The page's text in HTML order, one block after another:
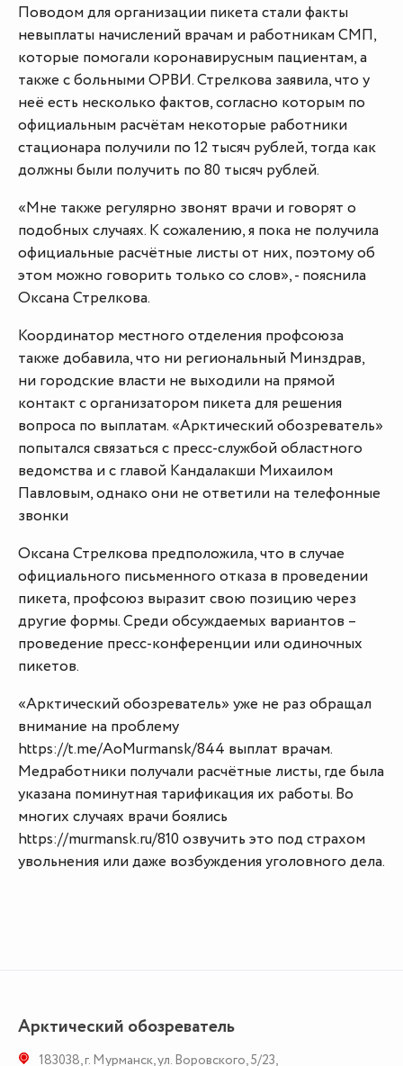
Поводом для организации пикета стали факты
невыплаты начислений врачам и работникам СМП,
которые помогали коронавирусным пациентам, а
также с больными ОРВИ. Стрелкова заявила, что у
неё есть несколько фактов, согласно которым по
официальным расчётам некоторые работники
стационара получили по 12 тысяч рублей, тогда как
должны были получить по 80 тысяч рублей.
«Мне также регулярно звонят врачи и говорят о
подобных случаях. К сожалению, я пока не получила
официальные расчётные листы от них, поэтому об
этом можно говорить только со слов», - пояснила
Оксана Стрелкова.
Координатор местного отделения профсоюза
также добавила, что ни региональный Минздрав,
ни городские власти не выходили на прямой
контакт с организатором пикета для решения
вопроса по выплатам. «Арктический обозреватель»
попытался связаться с пресс-службой областного
ведомства и с главой Кандалакши Михаилом
Павловым, однако они не ответили на телефонные
звонки
Оксана Стрелкова предположила, что в случае
официального письменного отказа в проведении
пикета, профсоюз выразит свою позицию через
другие формы. Среди обсуждаемых вариантов –
проведение пресс-конференции или одиночных
пикетов.
«Арктический обозреватель» уже не раз обращал
внимание на проблему
https://t.me/AoMurmansk/844 выплат врачам.
Медработники получали расчётные листы, где была
указана поминутная тарификация их работы. Во
многих случаях врачи боялись
https://murmansk.ru/810 озвучить это под страхом
увольнения или даже возбуждения уголовного дела.
Арктический обозреватель
183038,г. Мурманск,ул. Воровского, 5/23,